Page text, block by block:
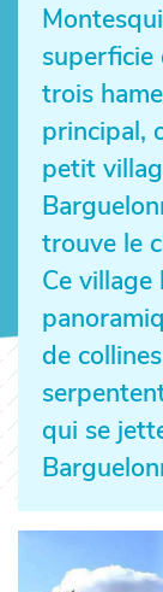
trois
principal,
petit
trouve le
Ce village
de
qui se